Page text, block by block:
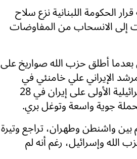
الحكومة اللبنانية نزع سلاح
إلى الانسحاب من المفاوضات
أطلق حزب الله صواريخ على
الإيراني علي خامنئي في
الضربات الأمريكية الإسرائيلية الأولى على إيران في 28
جوية واسعة وتوغل بري.
بين واشنطن وطهران، تراجع وتيرة
الله وإسرائيل، رغم أنه لم